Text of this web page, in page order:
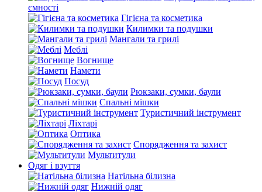
ємності
Гігієна та косметика
Килимки та подушки
Мангали та грилі
Меблі
Вогнище
Намети
Посуд
Рюкзаки, сумки, баули
Спальні мішки
Туристичний інструмент
Ліхтарі
Оптика
Спорядження та захист
Мультитули
Одяг і взуття
Натільна білизна
Нижній одяг